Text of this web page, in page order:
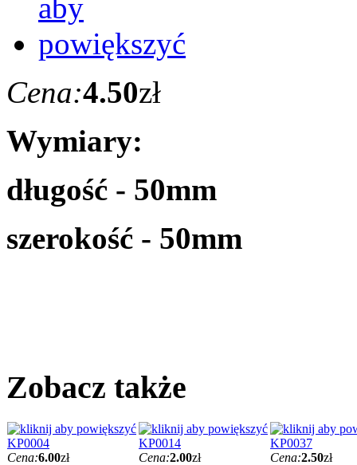
Cena:4.50zł
Wymiary:
długość - 50mm
szerokość - 50mm
Zobacz także
KP0004
Cena:6.00zł
KP0014
Cena:2.00zł
KP0037
Cena:2.50zł